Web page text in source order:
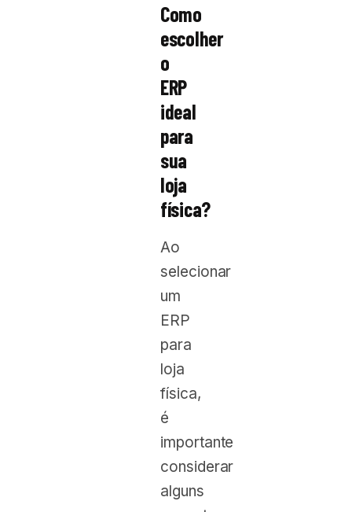
Como
escolher
o
ERP
ideal
para
sua
loja
física?
Ao
selecionar
um
ERP
para
loja
física,
é
importante
considerar
alguns